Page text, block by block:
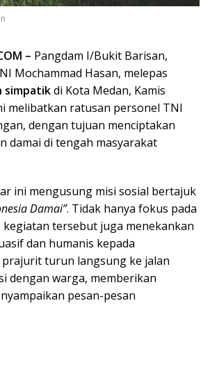
– Pangdam I/Bukit Barisan,
Mochammad Hasan, melepas
simpatikdi Kota Medan, Kamis
melibatkan ratusan personel TNI
dengan tujuan menciptakan
damai di tengah masyarakat
ini mengusung misi sosial bertajuk
Damai”. Tidak hanya fokus pada
kegiatan tersebut juga menekankan
dan humanis kepada
prajurit turun langsung ke jalan
dengan warga, memberikan
pesan-pesan